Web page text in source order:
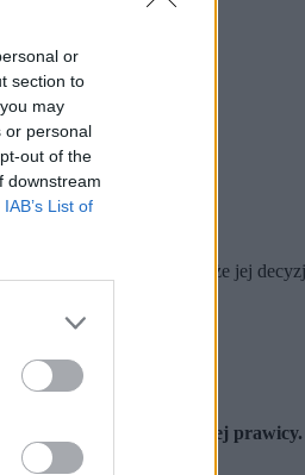
or
section to
may
or personal
out of the
downstream
IAB’s List of
wcześniej zapowiadała, że jej
TF1.
szanse francuskiej skrajnej prawicy.
zupełnie innego.